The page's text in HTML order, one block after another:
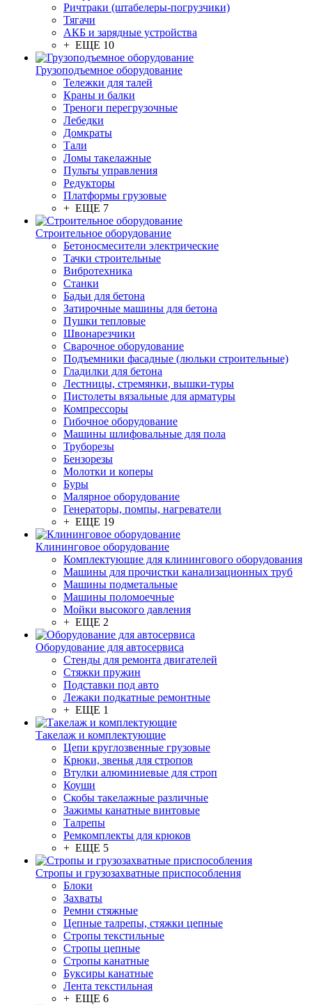
Ричтраки (штабелеры-погрузчики)
Тягачи
АКБ и зарядные устройства
+ ЕЩЕ 10
Грузоподъемное оборудование
Тележки для талей
Краны и балки
Треноги перегрузочные
Лебедки
Домкраты
Тали
Ломы такелажные
Пульты управления
Редукторы
Платформы грузовые
+ ЕЩЕ 7
Строительное оборудование
Бетоносмесители электрические
Тачки строительные
Вибротехника
Станки
Бадьи для бетона
Затирочные машины для бетона
Пушки тепловые
Швонарезчики
Сварочное оборудование
Подъемники фасадные (люльки строительные)
Гладилки для бетона
Лестницы, стремянки, вышки-туры
Пистолеты вязальные для арматуры
Компрессоры
Гибочное оборудование
Машины шлифовальные для пола
Труборезы
Бензорезы
Молотки и коперы
Буры
Малярное оборудование
Генераторы, помпы, нагреватели
+ ЕЩЕ 19
Клининговое оборудование
Комплектующие для клинингового оборудования
Машины для прочистки канализационных труб
Машины подметальные
Машины поломоечные
Мойки высокого давления
+ ЕЩЕ 2
Оборудование для автосервиса
Стенды для ремонта двигателей
Стяжки пружин
Подставки под авто
Лежаки подкатные ремонтные
+ ЕЩЕ 1
Такелаж и комплектующие
Цепи круглозвенные грузовые
Крюки, звенья для стропов
Втулки алюминиевые для строп
Коуши
Скобы такелажные различные
Зажимы канатные винтовые
Талрепы
Ремкомплекты для крюков
+ ЕЩЕ 5
Стропы и грузозахватные приспособления
Блоки
Захваты
Ремни стяжные
Цепные талрепы, стяжки цепные
Стропы текстильные
Стропы цепные
Стропы канатные
Буксиры канатные
Лента текстильная
+ ЕЩЕ 6